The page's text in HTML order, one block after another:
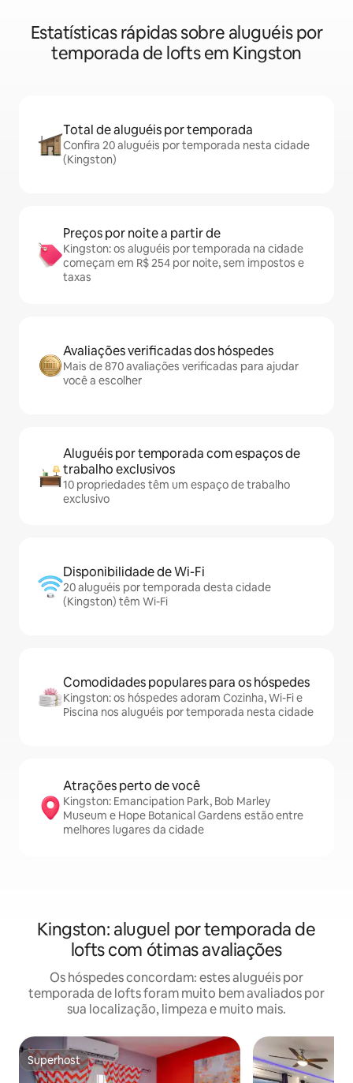
Estatísticas rápidas sobre aluguéis por
temporada de lofts em Kingston
Total de aluguéis por temporada
Confira 20 aluguéis por temporada nesta cidade
(Kingston)
Preços por noite a partir de
Kingston: os aluguéis por temporada na cidade
começam em R$ 254 por noite, sem impostos e
taxas
Avaliações verificadas dos hóspedes
Mais de 870 avaliações verificadas para ajudar
você a escolher
Aluguéis por temporada com espaços de
trabalho exclusivos
10 propriedades têm um espaço de trabalho
exclusivo
Disponibilidade de Wi-Fi
20 aluguéis por temporada desta cidade
(Kingston) têm Wi-Fi
Comodidades populares para os hóspedes
Kingston: os hóspedes adoram Cozinha, Wi-Fi e
Piscina nos aluguéis por temporada nesta cidade
Atrações perto de você
Kingston: Emancipation Park, Bob Marley
Museum e Hope Botanical Gardens estão entre
melhores lugares da cidade
Kingston: aluguel por temporada de
lofts com ótimas avaliações
Os hóspedes concordam: estes aluguéis por
temporada de lofts foram muito bem avaliados por
sua localização, limpeza e muito mais.
Superhost
Superhost